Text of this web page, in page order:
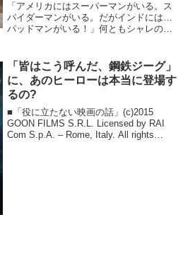
「アメリカにはスーパーマンがいる。ス
パイダーマンがいる。だがインドには…
パッドマンがいる！」何ともシャレの効
チコピー以外に本作の感動を伝える言葉
は存在しないかも！ とま...
「皆はこう呼んだ、鋼鉄ジーグ」
に、あのヒーローは本当に登場す
るの?
■「役に立たない映画の話」(c)2015
GOON FILMS S.R.L. Licensed by RAI
Com S.p.A. – Rome, Italy. All rights